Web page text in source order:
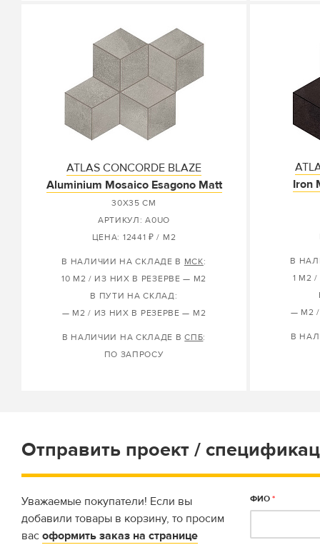
ATLAS CONCORDE BLAZE
Aluminium Mosaico Esagono Matt
30X35 СМ
АРТИКУЛ: A0UO
ЦЕНА: 12441 ₽ / М2
В НАЛИЧИИ НА СКЛАДЕ В МСК:
10 М2 / ИЗ НИХ В РЕЗЕРВЕ — М2
В ПУТИ НА СКЛАД:
— М2 / ИЗ НИХ В РЕЗЕРВЕ — М2
В НАЛИЧИИ НА СКЛАДЕ ВСПБ:
ПО ЗАПРОСУ
Iron
В
1 М2
— М2
В
Отправить проект /
Уважаемые покупатели! Если вы
добавили товары в корзину, то просим
вас оформить заказ на странице
ФИО *